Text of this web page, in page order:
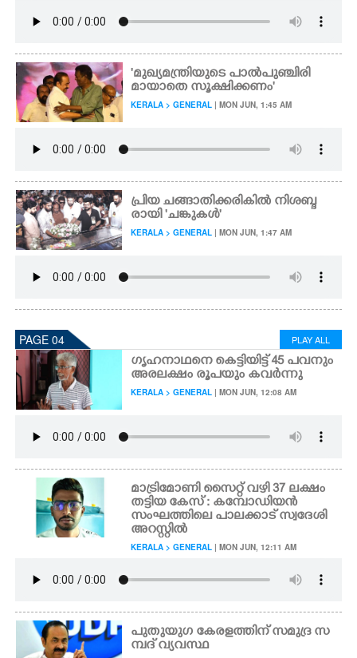
'മുഖ്യമന്ത്രിയുടെ പാൽപുഞ്ചിരി
മായാതെ സൂക്ഷിക്കണം'
KERALA > GENERAL | MON JUN, 1:45 AM
പ്രിയ ചങ്ങാതിക്കരികിൽ നിശബ്ദ
രായി 'ചങ്കുകൾ'
KERALA > GENERAL | MON JUN, 1:47 AM
PAGE 04 PLAY ALL
ഗൃഹനാഥനെ കെട്ടിയിട്ട് 45 പവനും
അരലക്ഷം രൂപയും കവർന്നു
KERALA > GENERAL | MON JUN, 12:08 AM
മാട്രിമോണി സൈറ്റ് വഴി 37 ലക്ഷം
തട്ടിയ കേസ് : കമ്പോഡിയൻ
സംഘത്തിലെ പാലക്കാട് സ്വദേശി
അറസ്റ്റിൽ
KERALA > GENERAL | MON JUN, 12:11 AM
പുതുയുഗ കേരളത്തിന് സമുദ്ര സ
മ്പദ് വ്യവസ്ഥ